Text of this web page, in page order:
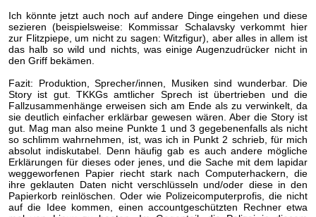
Ich könnte jetzt auch noch auf andere Dinge eingehen und diese
sezieren (beispielsweise: Kommissar Schalavsky verkommt hier
zur Flitzpiepe, um nicht zu sagen: Witzfigur), aber alles in allem ist
das halb so wild und nichts, was einige Augenzudrücker nicht in
den Griff bekämen.
Fazit: Produktion, Sprecher/innen, Musiken sind wunderbar. Die
Story ist gut. TKKGs amtlicher Sprech ist übertrieben und die
Fallzusammenhänge erweisen sich am Ende als zu verwinkelt, da
sie deutlich einfacher erklärbar gewesen wären. Aber die Story ist
gut. Mag man also meine Punkte 1 und 3 gegebenenfalls als nicht
so schlimm wahrnehmen, ist, was ich in Punkt 2 schrieb, für mich
absolut indiskutabel. Denn häufig gab es auch andere mögliche
Erklärungen für dieses oder jenes, und die Sache mit dem lapidar
weggeworfenen Papier riecht stark nach Computerhackern, die
ihre geklauten Daten nicht verschlüsseln und/oder diese in den
Papierkorb reinlöschen. Oder wie Polizeicomputerprofis, die nicht
auf die Idee kommen, einen accountgeschützten Rechner etwa